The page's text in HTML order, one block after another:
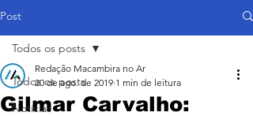
Post
Todos os posts
Notícias
Todos os posts
Gilmar Carvalho:
Redação Macambira no Ar
20 de ago. de 2019 1 min de leitura